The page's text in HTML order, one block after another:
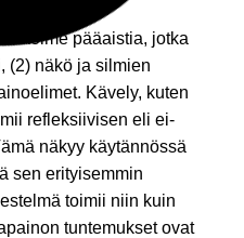
kolme pääaistia, jotka
(2) näkö ja silmien
Kävely, kuten
refleksiivisen eli ei-
näkyy käytännössä
sen erityisemmin
toimii niin kuin
tuntemukset ovat